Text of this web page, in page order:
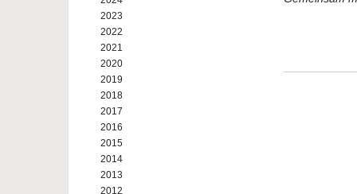
2023
2022
2021
2020
2019
2018
2017
2016
2015
2014
2013
2012